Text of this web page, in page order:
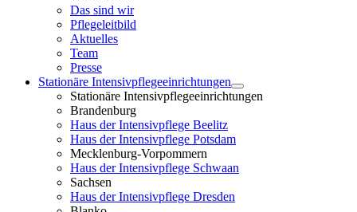
Das sind wir
Pflegeleitbild
Aktuelles
Team
Presse
Stationäre Intensivpflegeeinrichtungen
Stationäre Intensivpflegeeinrichtungen
Brandenburg
Haus der Intensivpflege Beelitz
Haus der Intensivpflege Potsdam
Mecklenburg-Vorpommern
Haus der Intensivpflege Schwaan
Sachsen
Haus der Intensivpflege Dresden